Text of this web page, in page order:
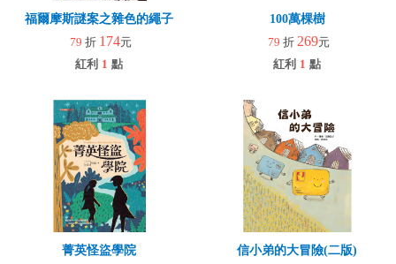
福爾摩斯謎案之雜色的繩子
79 折 174元
紅利 1 點
100萬棵樹
79 折 269元
紅利 1 點
菁英怪盜學院 信小弟的大冒險(二版)